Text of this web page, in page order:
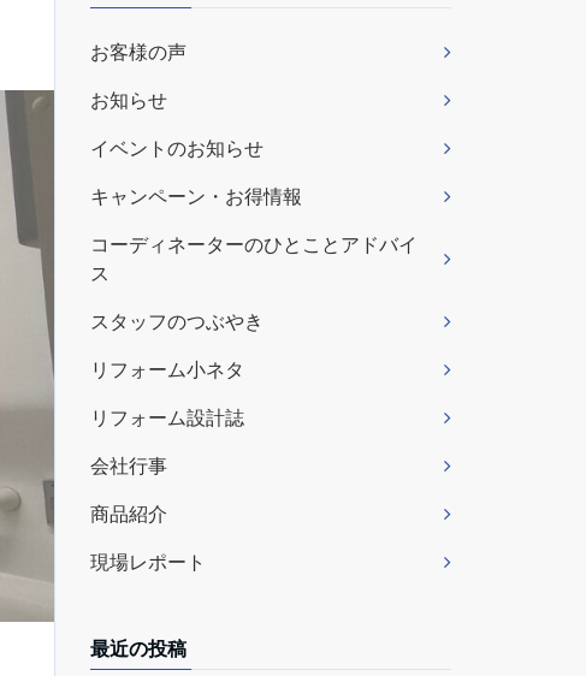
お客様の声
お知らせ
イベントのお知らせ
キャンペーン・お得情報
コーディネーターのひとことアドバイ
ス
スタッフのつぶやき
リフォーム小ネタ
リフォーム設計誌
会社行事
商品紹介
現場レポート
最近の投稿